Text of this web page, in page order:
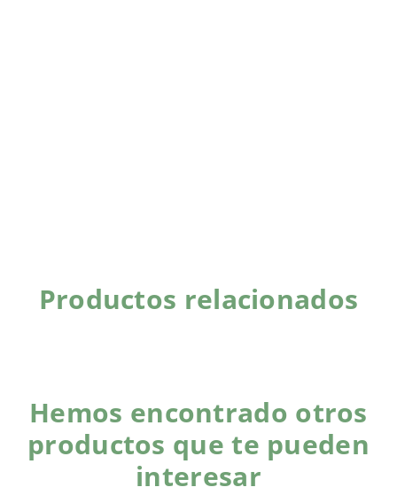
Productos relacionados
Hemos encontrado otros
productos que te pueden
interesar